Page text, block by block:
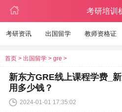
考研培训
考研资讯 出国留学 教师资格证
首页 > 出国留学 > gre >
新东方GRE线上课程学费_
用多少钱？
2024-01-01 17:35:02